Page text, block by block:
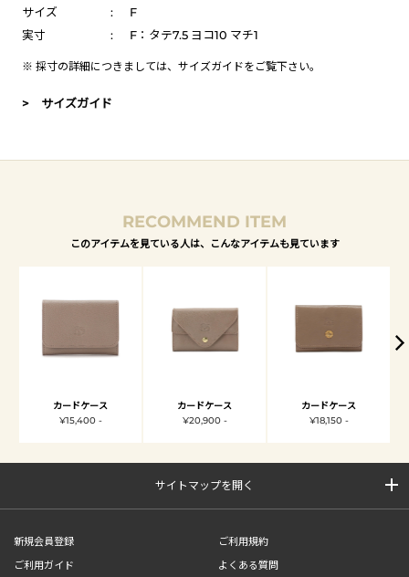
サイズ
:
F
実寸
: F：タテ7.5 ヨコ10 マチ1
※ 採寸の詳細につきましては、 サイズガイドをご覧下さい。
> サイズガイド
RECOMMEND ITEM
このアイテムを見ている人は、こんなアイテムも見ています
カードケース
¥15,400 -
カードケース
¥20,900 -
カードケース
¥18,150 -
サイトマップを開く
新規会員登録
ご利用規約
ご利用ガイド
よくある質問